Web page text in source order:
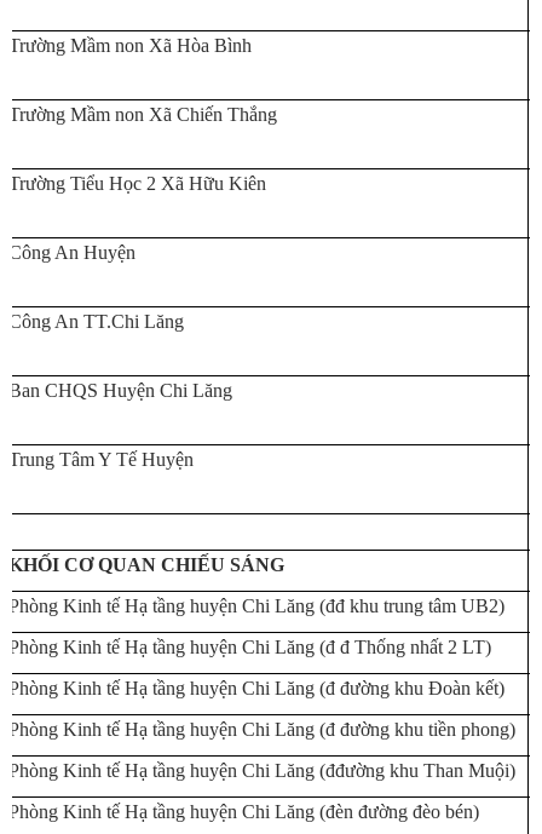
Trường Mầm non Xã Hòa Bình
Trường Mầm non Xã Chiến Thắng
Trường Tiểu Học 2 Xã Hữu Kiên
Công An Huyện
Công An TT.Chi Lăng
Ban CHQS Huyện Chi Lăng
Trung Tâm Y Tế Huyện
KHỐI CƠ QUAN CHIẾU SÁNG
Phòng Kinh tế Hạ tầng huyện Chi Lăng (đđ khu trung tâm UB2)
Phòng Kinh tế Hạ tầng huyện Chi Lăng (đ đ Thống nhất 2 LT)
Phòng Kinh tế Hạ tầng huyện Chi Lăng (đ đường khu Đoàn kết)
Phòng Kinh tế Hạ tầng huyện Chi Lăng (đ đường khu tiền phong)
Phòng Kinh tế Hạ tầng huyện Chi Lăng (đđường khu Than Muội)
Phòng Kinh tế Hạ tầng huyện Chi Lăng (đèn đường đèo bén)